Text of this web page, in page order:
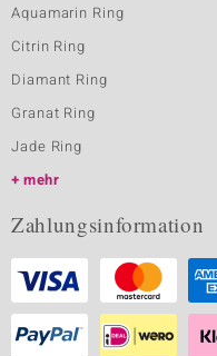
Aquamarin Ring
Citrin Ring
Diamant Ring
Granat Ring
Jade Ring
mehr
Zahlungsinformation